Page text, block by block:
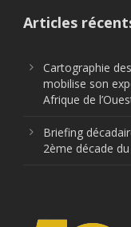
Articles
Cartographie
mobilise son
Afrique de
Briefing
2ème décade